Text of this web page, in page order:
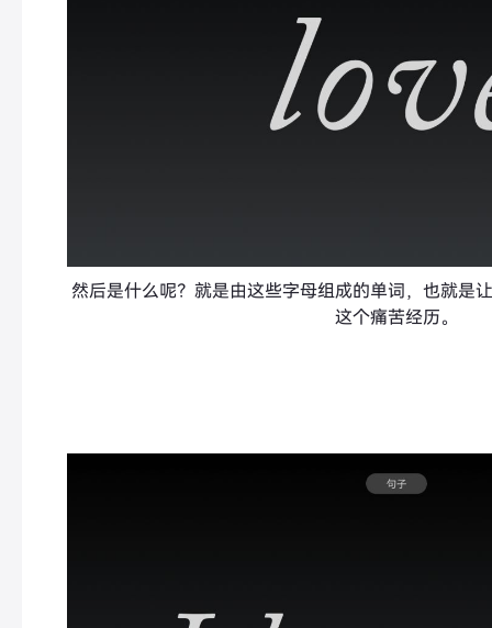
然后是什么呢？就是由这些字母组成的单词，也就是
这个痛苦经历。